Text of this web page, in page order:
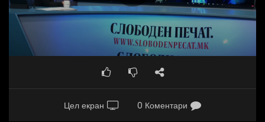
Цел екран 0 Коментари